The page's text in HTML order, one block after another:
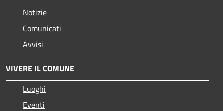
Notizie
Comunicati
Avvisi
VIVERE IL COMUNE
Luoghi
Eventi